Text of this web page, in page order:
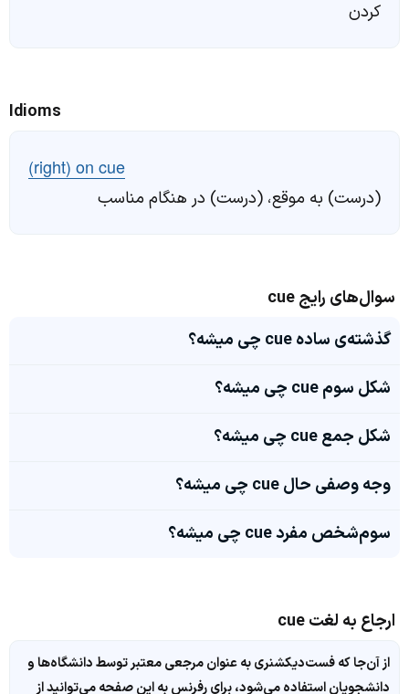
کردن
Idioms
(right) on cue
(درست) به موقع، (درست) در هنگام مناسب
سوال‌های رایج cue
گذشته‌ی ساده cue چی میشه؟
شکل سوم cue چی میشه؟
شکل جمع cue چی میشه؟
وجه وصفی حال cue چی میشه؟
سوم‌شخص مفرد cue چی میشه؟
ارجاع به لغت cue
از آن‌جا که فست‌دیکشنری به عنوان مرجعی معتبر توسط دانشگاه‌ها و
دانشجویان استفاده می‌شود، برای رفرنس به این صفحه می‌توانید از